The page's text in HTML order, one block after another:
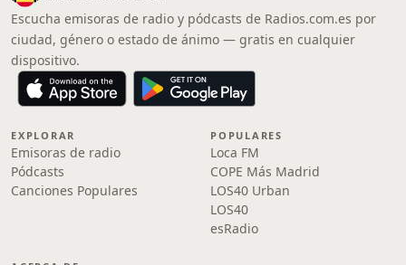
Escucha emisoras de radio y pódcasts de Radios.com.es por
ciudad, género o estado de ánimo — gratis en cualquier
dispositivo.
EXPLORAR
Emisoras de radio
Pódcasts
Canciones Populares
POPULARES
Loca FM
COPE Más Madrid
LOS40 Urban
LOS40
esRadio